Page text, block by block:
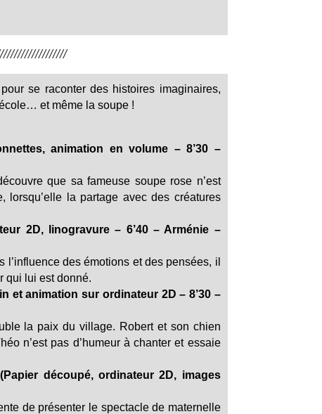
se raconter des histoires imaginaires,
et même la soupe !
animation en volume – 8’30 –
que sa fameuse soupe rose n’est
lorsqu’elle la partage avec des créatures
2D, linogravure – 6’40 – Arménie –
l’influence des émotions et des pensées, il
qui lui est donné.
et animation sur ordinateur 2D – 8’30 –
la paix du village. Robert et son chien
n’est pas d’humeur à chanter et essaie
découpé, ordinateur 2D, images
de présenter le spectacle de maternelle